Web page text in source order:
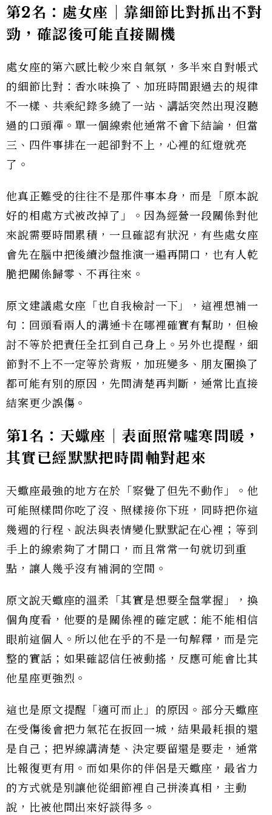
第2名：處女座｜靠細節比對抓出不對
勁，確認後可能直接關機
處女座的第六感比較少來自氣氛，多半來自對帳式
的細節比對：香水味換了、加班時間跟過去的規律
不一樣、共乘紀錄多繞了一站、講話突然出現沒聽
過的口頭禪。單一個線索他通常不會下結論，但當
三、四件事排在一起卻對不上，心裡的紅燈就亮
了。
他真正難受的往往不是那件事本身，而是「原本說
好的相處方式被改掉了」。因為經營一段關係對他
來說需要時間累積，一旦確認有狀況，有些處女座
會先在腦中把後續沙盤推演一遍再開口，也有人乾
脆把關係歸零、不再往來。
原文建議處女座「也自我檢討一下」，這裡想補一
句：回頭看兩人的溝通卡在哪裡確實有幫助，但檢
討不等於把責任全扛到自己身上。另外也提醒，細
節對不上不一定等於背叛，加班變多、朋友圈換了
都可能有別的原因，先問清楚再判斷，通常比直接
結案更少誤傷。
第1名：天蠍座｜表面照常噓寒問暖，
其實已經默默把時間軸對起來
天蠍座最強的地方在於「察覺了但先不動作」。他
可能照樣問你吃了沒、照樣接你下班，同時把你這
幾週的行程、說法與表情變化默默記在心裡；等到
手上的線索夠了才開口，而且常常一句就切到重
點，讓人幾乎沒有補洞的空間。
原文說天蠍座的溫柔「其實是想要全盤掌握」，換
個角度看，他要的是關係裡的確定感：能不能相信
眼前這個人。所以他在乎的不是一句解釋，而是完
整的實話；如果確認信任被動搖，反應可能會比其
他星座更強烈。
這也是原文提醒「適可而止」的原因。部分天蠍座
在受傷後會把力氣花在扳回一城，結果最耗損的還
是自己；把界線講清楚、決定要留還是要走，通常
比報復更有用。而如果你的伴侶是天蠍座，最省力
的方式就是別讓他從細節裡自己拼湊真相，主動
說，比被他問出來好談得多。